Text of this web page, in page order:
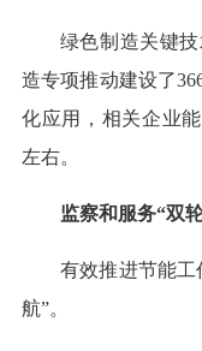
绿色制造关键
造专项推动建设了
化应用，相关企业
左右。
监察和服务“双
有效推进节能工
航”。